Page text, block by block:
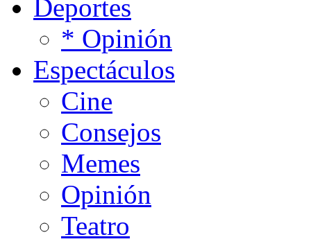
Deportes
* Opinión
Espectáculos
Cine
Consejos
Memes
Opinión
Teatro